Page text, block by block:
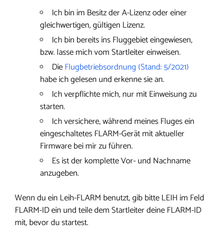
Ich bin im Besitz der A-Lizenz oder einer
gleichwertigen, gültigen Lizenz.
Ich bin bereits ins Fluggebiet eingewiesen,
bzw. lasse mich vom Startleiter einweisen.
DieFlugbetriebsordnung (Stand: 5/2021)
habe ich gelesen und erkenne sie an.
Ich verpflichte mich, nur mit Einweisung zu
starten.
Ich versichere, während meines Fluges ein
eingeschaltetes FLARM-Gerät mit aktueller
Firmware bei mir zu führen.
Es ist der komplette Vor- und Nachname
anzugeben.
Wenn du ein Leih-FLARM benutzt, gib bitte LEIH im Feld
FLARM-ID ein und teile dem Startleiter deine FLARM-ID
mit, bevor du startest.